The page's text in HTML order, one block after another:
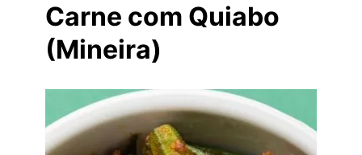
Carne com Quiabo
(Mineira)